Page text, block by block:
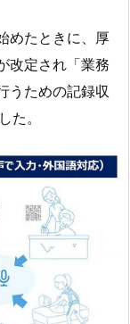
めたときに、厚
改定され「業務
うための記録収
た。